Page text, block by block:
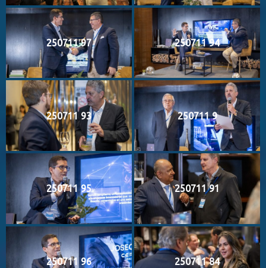
250711 97 250711 94
250711 93 250711 9
250711 95 250711 91
250711 96 250711 84